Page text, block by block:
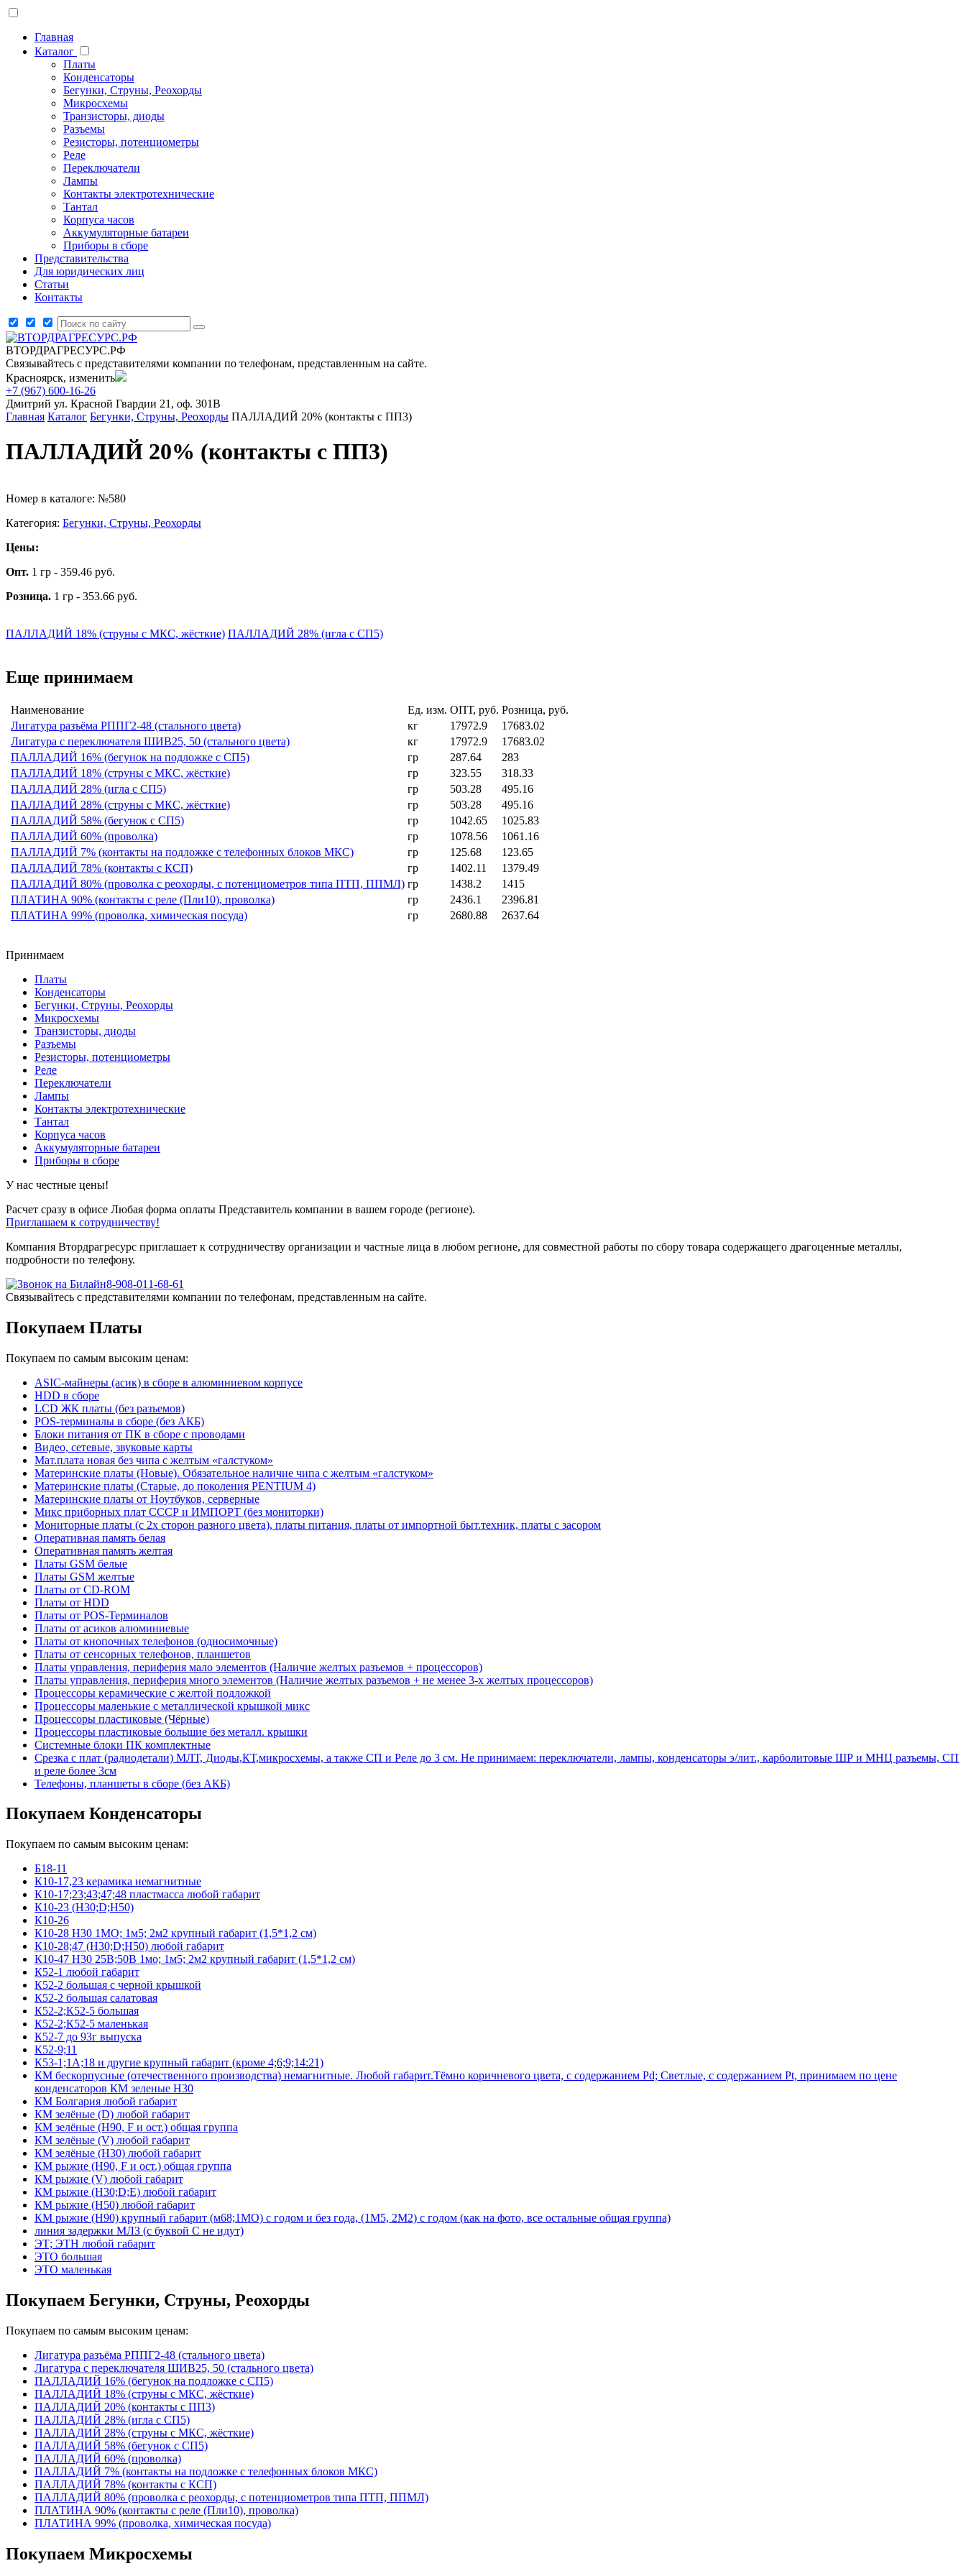
Главная
Каталог
Платы
Конденсаторы
Бегунки, Струны, Реохорды
Микросхемы
Транзисторы, диоды
Разъемы
Резисторы, потенциометры
Реле
Переключатели
Лампы
Контакты электротехнические
Тантал
Корпуса часов
Аккумуляторные батареи
Приборы в сборе
Представительства
Для юридических лиц
Статьи
Контакты
ВТОРДРАГРЕСУРС.РФ
Связывайтесь с представителями компании по телефонам, представленным на сайте.
Красноярск, изменить
+7 (967) 600-16-26
Дмитрий ул. Красной Гвардии 21, оф. 301В
Главная Каталог Бегунки, Струны, Реохорды ПАЛЛАДИЙ 20% (контакты с ПП3)
ПАЛЛАДИЙ 20% (контакты с ПП3)
Номер в каталоге: №580
Категория: Бегунки, Струны, Реохорды
Цены:
Опт. 1 гр - 359.46 руб.
Розница. 1 гр - 353.66 руб.
ПАЛЛАДИЙ 18% (струны с МКС, жёсткие) ПАЛЛАДИЙ 28% (игла с СП5)
Еще принимаем
Наименование Ед. изм. ОПТ, руб. Розница, руб.
Лигатура разъёма РППГ2-48 (стального цвета)
кг 17972.9
17683.02
Лигатура с переключателя ШИВ25, 50 (стального цвета)
кг 17972.9
17683.02
ПАЛЛАДИЙ 16% (бегунок на подложке с СП5)
гр 287.64
283
ПАЛЛАДИЙ 18% (струны с МКС, жёсткие)
гр 323.55
318.33
ПАЛЛАДИЙ 28% (игла с СП5)
гр 503.28
495.16
ПАЛЛАДИЙ 28% (струны с МКС, жёсткие)
гр 503.28
495.16
ПАЛЛАДИЙ 58% (бегунок с СП5)
гр 1042.65
1025.83
ПАЛЛАДИЙ 60% (проволка)
гр 1078.56
1061.16
ПАЛЛАДИЙ 7% (контакты на подложке с телефонных блоков МКС)
гр 125.68
123.65
ПАЛЛАДИЙ 78% (контакты с КСП)
гр 1402.11
1379.49
ПАЛЛАДИЙ 80% (проволка с реохорды, с потенциометров типа ПТП, ППМЛ) гр 1438.2
1415
ПЛАТИНА 90% (контакты с реле (Пли10), проволка)
гр 2436.1
2396.81
ПЛАТИНА 99% (проволка, химическая посуда)
гр 2680.88 2637.64
Принимаем
Платы
Конденсаторы
Бегунки, Струны, Реохорды
Микросхемы
Транзисторы, диоды
Разъемы
Резисторы, потенциометры
Реле
Переключатели
Лампы
Контакты электротехнические
Тантал
Корпуса часов
Аккумуляторные батареи
Приборы в сборе
У нас честные цены!
Расчет сразу в офисе Любая форма оплаты Представитель компании в вашем городе (регионе).
Приглашаем к сотрудничеству!
Компания Втордрагресурс приглашает к сотрудничеству организации и частные лица в любом регионе, для совместной работы по сбору товара содержащего драгоценные металлы,
подробности по телефону.
8-908-011-68-61
Связывайтесь с представителями компании по телефонам, представленным на сайте.
Покупаем Платы
Покупаем по самым высоким ценам:
ASIC-майнеры (асик) в сборе в алюминиевом корпусе
HDD в сборе
LCD ЖК платы (без разъемов)
POS-терминалы в сборе (без АКБ)
Блоки питания от ПК в сборе с проводами
Видео, сетевые, звуковые карты
Мат.плата новая без чипа с желтым «галстуком»
Материнские платы (Новые). Обязательное наличие чипа с желтым «галстуком»
Материнские платы (Старые, до поколения PENTIUM 4)
Материнские платы от Ноутбуков, серверные
Микс приборных плат СССР и ИМПОРТ (без мониторки)
Мониторные платы (с 2х сторон разного цвета), платы питания, платы от импортной быт.техник, платы с засором
Оперативная память белая
Оперативная память желтая
Платы GSM белые
Платы GSM желтые
Платы от CD-ROM
Платы от HDD
Платы от POS-Терминалов
Платы от асиков алюминиевые
Платы от кнопочных телефонов (односимочные)
Платы от сенсорных телефонов, планшетов
Платы управления, периферия мало элементов (Наличие желтых разъемов + процессоров)
Платы управления, периферия много элементов (Наличие желтых разъемов + не менее 3-х желтых процессоров)
Процессоры керамические с желтой подложкой
Процессоры маленькие с металлической крышкой микс
Процессоры пластиковые (Чёрные)
Процессоры пластиковые большие без металл. крышки
Системные блоки ПК комплектные
Срезка с плат (радиодетали) МЛТ, Диоды,КТ,микросхемы, а также СП и Реле до 3 см. Не принимаем: переключатели, лампы, конденсаторы э/лит., карболитовые ШР и МНЦ разъемы, СП
и реле более 3см
Телефоны, планшеты в сборе (без АКБ)
Покупаем Конденсаторы
Покупаем по самым высоким ценам:
Б18-11
К10-17,23 керамика немагнитные
К10-17;23;43;47;48 пластмасса любой габарит
К10-23 (Н30;D;Н50)
К10-26
К10-28 Н30 1МО; 1м5; 2м2 крупный габарит (1,5*1,2 см)
К10-28;47 (Н30;D;Н50) любой габарит
К10-47 Н30 25В;50В 1мо; 1м5; 2м2 крупный габарит (1,5*1,2 см)
К52-1 любой габарит
К52-2 большая с черной крышкой
К52-2 большая салатовая
К52-2;К52-5 большая
К52-2;К52-5 маленькая
К52-7 до 93г выпуска
К52-9;11
К53-1;1А;18 и другие крупный габарит (кроме 4;6;9;14:21)
КМ бескорпусные (отечественного производства) немагнитные. Любой габарит.Тёмно коричневого цвета, с содержанием Pd; Светлые, с содержанием Pt, принимаем по цене
конденсаторов КМ зеленые Н30
КМ Болгария любой габарит
КМ зелёные (D) любой габарит
КМ зелёные (H90, F и ост.) общая группа
КМ зелёные (V) любой габарит
КМ зелёные (Н30) любой габарит
КМ рыжие (H90, F и ост.) общая группа
КМ рыжие (V) любой габарит
КМ рыжие (Н30;D;E) любой габарит
КМ рыжие (Н50) любой габарит
КМ рыжие (Н90) крупный габарит (м68;1МО) с годом и без года, (1М5, 2М2) с годом (как на фото, все остальные общая группа)
линия задержки МЛЗ (с буквой С не идут)
ЭТ; ЭТН любой габарит
ЭТО большая
ЭТО маленькая
Покупаем Бегунки, Струны, Реохорды
Покупаем по самым высоким ценам:
Лигатура разъёма РППГ2-48 (стального цвета)
Лигатура с переключателя ШИВ25, 50 (стального цвета)
ПАЛЛАДИЙ 16% (бегунок на подложке с СП5)
ПАЛЛАДИЙ 18% (струны с МКС, жёсткие)
ПАЛЛАДИЙ 20% (контакты с ПП3)
ПАЛЛАДИЙ 28% (игла с СП5)
ПАЛЛАДИЙ 28% (струны с МКС, жёсткие)
ПАЛЛАДИЙ 58% (бегунок с СП5)
ПАЛЛАДИЙ 60% (проволка)
ПАЛЛАДИЙ 7% (контакты на подложке с телефонных блоков МКС)
ПАЛЛАДИЙ 78% (контакты с КСП)
ПАЛЛАДИЙ 80% (проволка с реохорды, с потенциометров типа ПТП, ППМЛ)
ПЛАТИНА 90% (контакты с реле (Пли10), проволка)
ПЛАТИНА 99% (проволка, химическая посуда)
Покупаем Микросхемы